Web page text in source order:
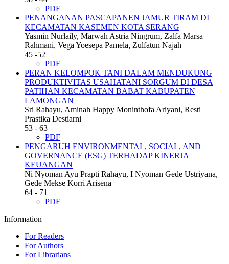
PDF
PENANGANAN PASCAPANEN JAMUR TIRAM DI
KECAMATAN KASEMEN KOTA SERANG
Yasmin Nurlaily, Marwah Astria Ningrum, Zalfa Marsa
Rahmani, Vega Yoesepa Pamela, Zulfatun Najah
45 -52
PDF
PERAN KELOMPOK TANI DALAM MENDUKUNG
PRODUKTIVITAS USAHATANI SORGUM DI DESA
PATIHAN KECAMATAN BABAT KABUPATEN
LAMONGAN
Sri Rahayu, Aminah Happy Moninthofa Ariyani, Resti
Prastika Destiarni
53 - 63
PDF
PENGARUH ENVIRONMENTAL, SOCIAL, AND
GOVERNANCE (ESG) TERHADAP KINERJA
KEUANGAN
Ni Nyoman Ayu Prapti Rahayu, I Nyoman Gede Ustriyana,
Gede Mekse Korri Arisena
64 - 71
PDF
Information
For Readers
For Authors
For Librarians